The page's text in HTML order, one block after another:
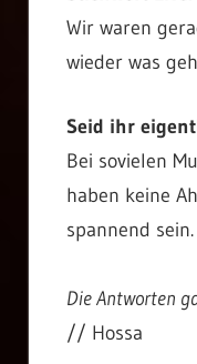
Wir waren
wieder was
Seid ihr
Bei sovielen
haben keine
spannend
Die Antworten
// Hossa